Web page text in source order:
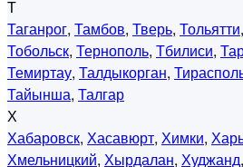
Т
Таганрог, Тамбов, Тверь, Тольятти,
Тобольск, Тернополь, Тбилиси,
Темиртау, Талдыкорган,
Тайынша, Талгар
Х
Хабаровск, Хасавюрт, Химки,
Хмельницкий, Хырдалан, Худжанд,